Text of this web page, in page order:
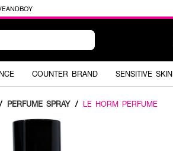
COUNTER BRAND SENSITIVE SKIN
/ PERFUME SPRAY / LE HORM PERFUME